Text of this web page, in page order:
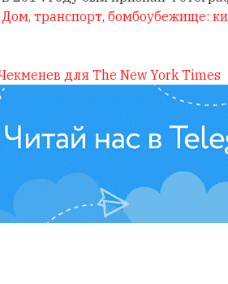
Дом, транспорт, бомбоубежище:
для The New York Times